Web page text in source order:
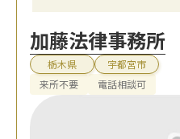
加藤法律事務所
栃木県
宇都宮市
来所不要
電話相談可